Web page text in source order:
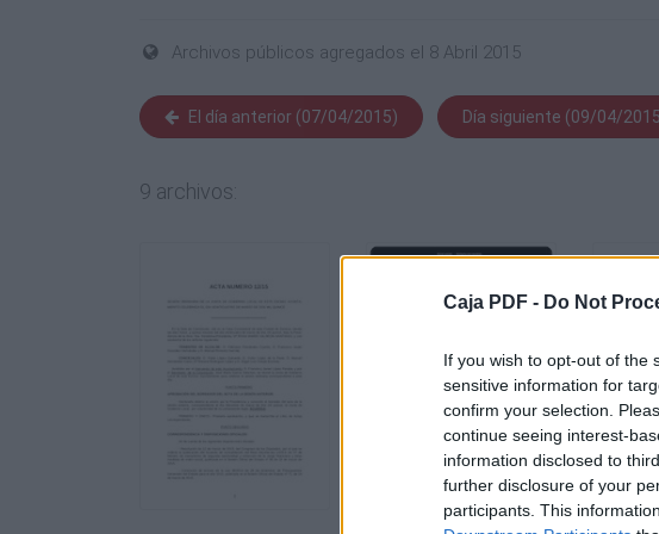
Caja PDF - Do Not
If you wish to opt-out of the
sensitive information for
confirm your selection.
continue seeing interest-
information disclosed to
further disclosure of your
participants. This
Archivos públicos agregados el 8 Abril 2015
El día anterior (07/04/2015) Día siguiente (09/04/
9 archivos: